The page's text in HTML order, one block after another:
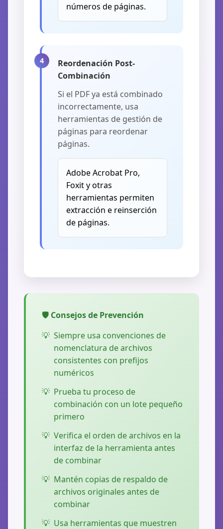
🛠️
números de páginas.
Reordenación Post-
Combinación
Si el PDF ya está combinado
incorrectamente, usa
herramientas de gestión de
páginas para reordenar
páginas.
Adobe Acrobat Pro,
Foxit y otras
herramientas permiten
extracción e reinserción
de páginas.
🛡️ Consejos de Prevención
Siempre usa convenciones de
nomenclatura de archivos
consistentes con prefijos
numéricos
Prueba tu proceso de
combinación con un lote pequeño
primero
Verifica el orden de archivos en la
interfaz de la herramienta antes
de combinar
Mantén copias de respaldo de
archivos originales antes de
combinar
Usa herramientas que muestren